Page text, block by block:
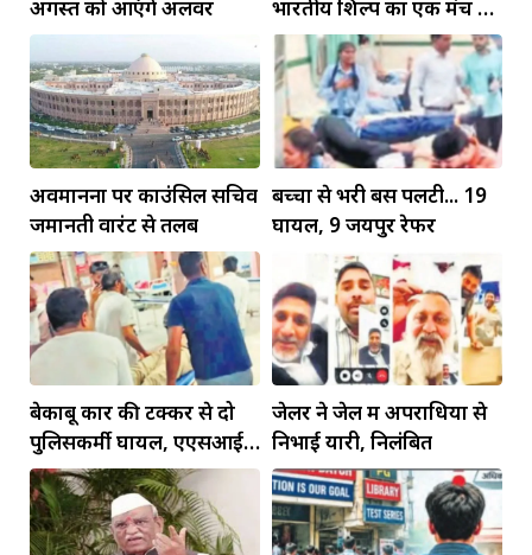
अगस्त को आएंगे अलवर
भारतीय शिल्प का एक मंच पर
जलवा
अवमानना पर काउंसिल सचिव
जमानती वारंट से तलब
बच्चों से भरी बस पलटी... 19
घायल, 9 जयपुर रेफर
बेकाबू कार की टक्कर से दो
पुलिसकर्मी घायल, एएसआई
की हालत गंभीर
जेलर ने जेल में अपराधियों से
निभाई यारी, निलंबित